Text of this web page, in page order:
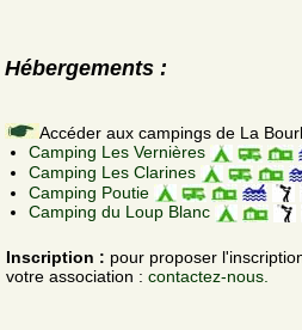
Hébergements :
Accéder aux campings de La
Camping Les Vernières
Camping Les Clarines
Camping Poutie
Camping du Loup Blanc
Inscription : pour proposer
votre association : contactez-nous.